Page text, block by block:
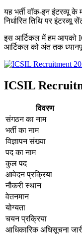
यह भर्ती वॉक-इन इंटरव्यू
निर्धारित तिथि पर
इस आर्टिकल में हम आपको
आर्टिकल को अंत तक
ICSIL
विवरण
संगठन का नाम
भर्ती का नाम
विज्ञापन संख्या
पद का नाम
कुल पद
आवेदन प्रक्रिया
नौकरी स्थान
वेतनमान
योग्यता
चयन प्रक्रिया
आधिकारिक अधिसूचना